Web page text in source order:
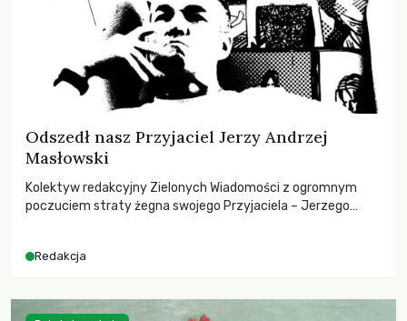
Odszedł nasz Przyjaciel Jerzy Andrzej
Masłowski
Kolektyw redakcyjny Zielonych Wiadomości z ogromnym
poczuciem straty żegna swojego Przyjaciela – Jerzego
Redakcja